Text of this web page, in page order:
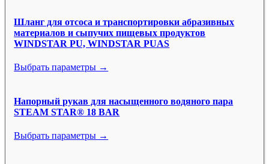
Шланг для отсоса и транспортировки абразивных
материалов и сыпучих пищевых продуктов
WINDSTAR PU, WINDSTAR PUAS
Выбрать параметры →
Напорный рукав для насыщенного водяного пара
STEAM STAR® 18 BAR
Выбрать параметры →